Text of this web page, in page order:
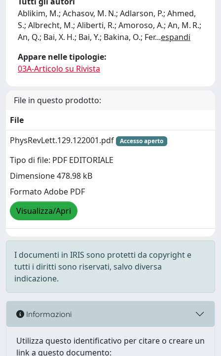
Ablikim, M.; Achasov, M. N.; Adlarson, P.; Ahmed,
S.; Albrecht, M.; Aliberti, R.; Amoroso, A.; An, M. R.;
An, Q.; Bai, X. H.; Bai, Y.; Bakina, O.; Fer...espandi
Appare nelle tipologie:
03A-Articolo su Rivista
File in questo prodotto:
File
PhysRevLett.129.122001.pdf
Accesso aperto
Tipo di file: PDF EDITORIALE
Dimensione 478.98 kB
Formato Adobe PDF
Visualizza/Apri
I documenti in IRIS sono protetti da copyright e
tutti i diritti sono riservati, salvo diversa
indicazione.
Informazioni
Utilizza questo identificativo per citare o creare un
link a questo documento: